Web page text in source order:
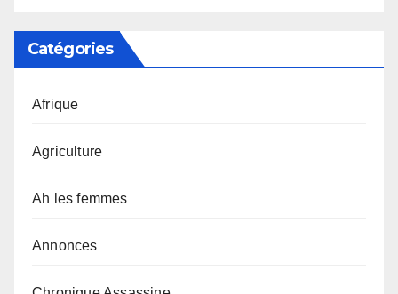
Catégories
Afrique
Agriculture
Ah les femmes
Annonces